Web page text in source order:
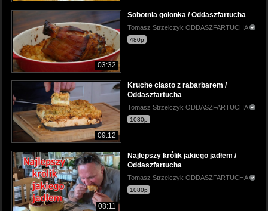
03:32
Sobotnia golonka / Oddaszfartucha
Tomasz Strzelczyk ODDASZFARTUCHA
480p
09:12
Kruche ciasto z rabarbarem /
Oddaszfartucha
Tomasz Strzelczyk ODDASZFARTUCHA
1080p
08:11
Najlepszy królik jakiego jadłem /
Oddaszfartucha
Tomasz Strzelczyk ODDASZFARTUCHA
1080p